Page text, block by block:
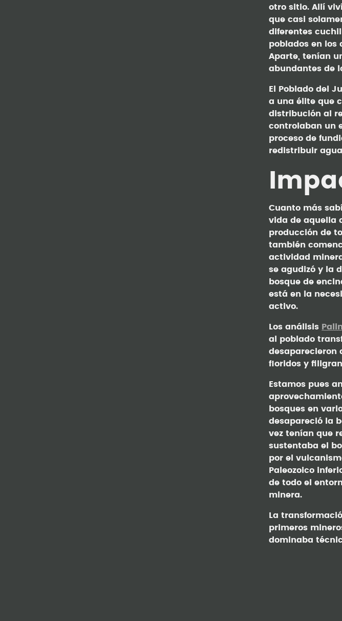
otro sitio. Allí
que casi
diferentes
poblados en
Aparte, tenían
abundantes de
El Poblado del
a una élite que
distribución al
controlaban un
proceso de
redistribuir
Cuanto más
vida de aquella
producción de
también
actividad
se agudizó y la
bosque de
está en la
activo.
Los análisis
al poblado
desaparecieron
floridos y
Estamos pues
bosques en
desapareció la
vez tenían que
sustentaba el
por el
Paleozoico
de todo el
minera.
La
primeros
dominaba